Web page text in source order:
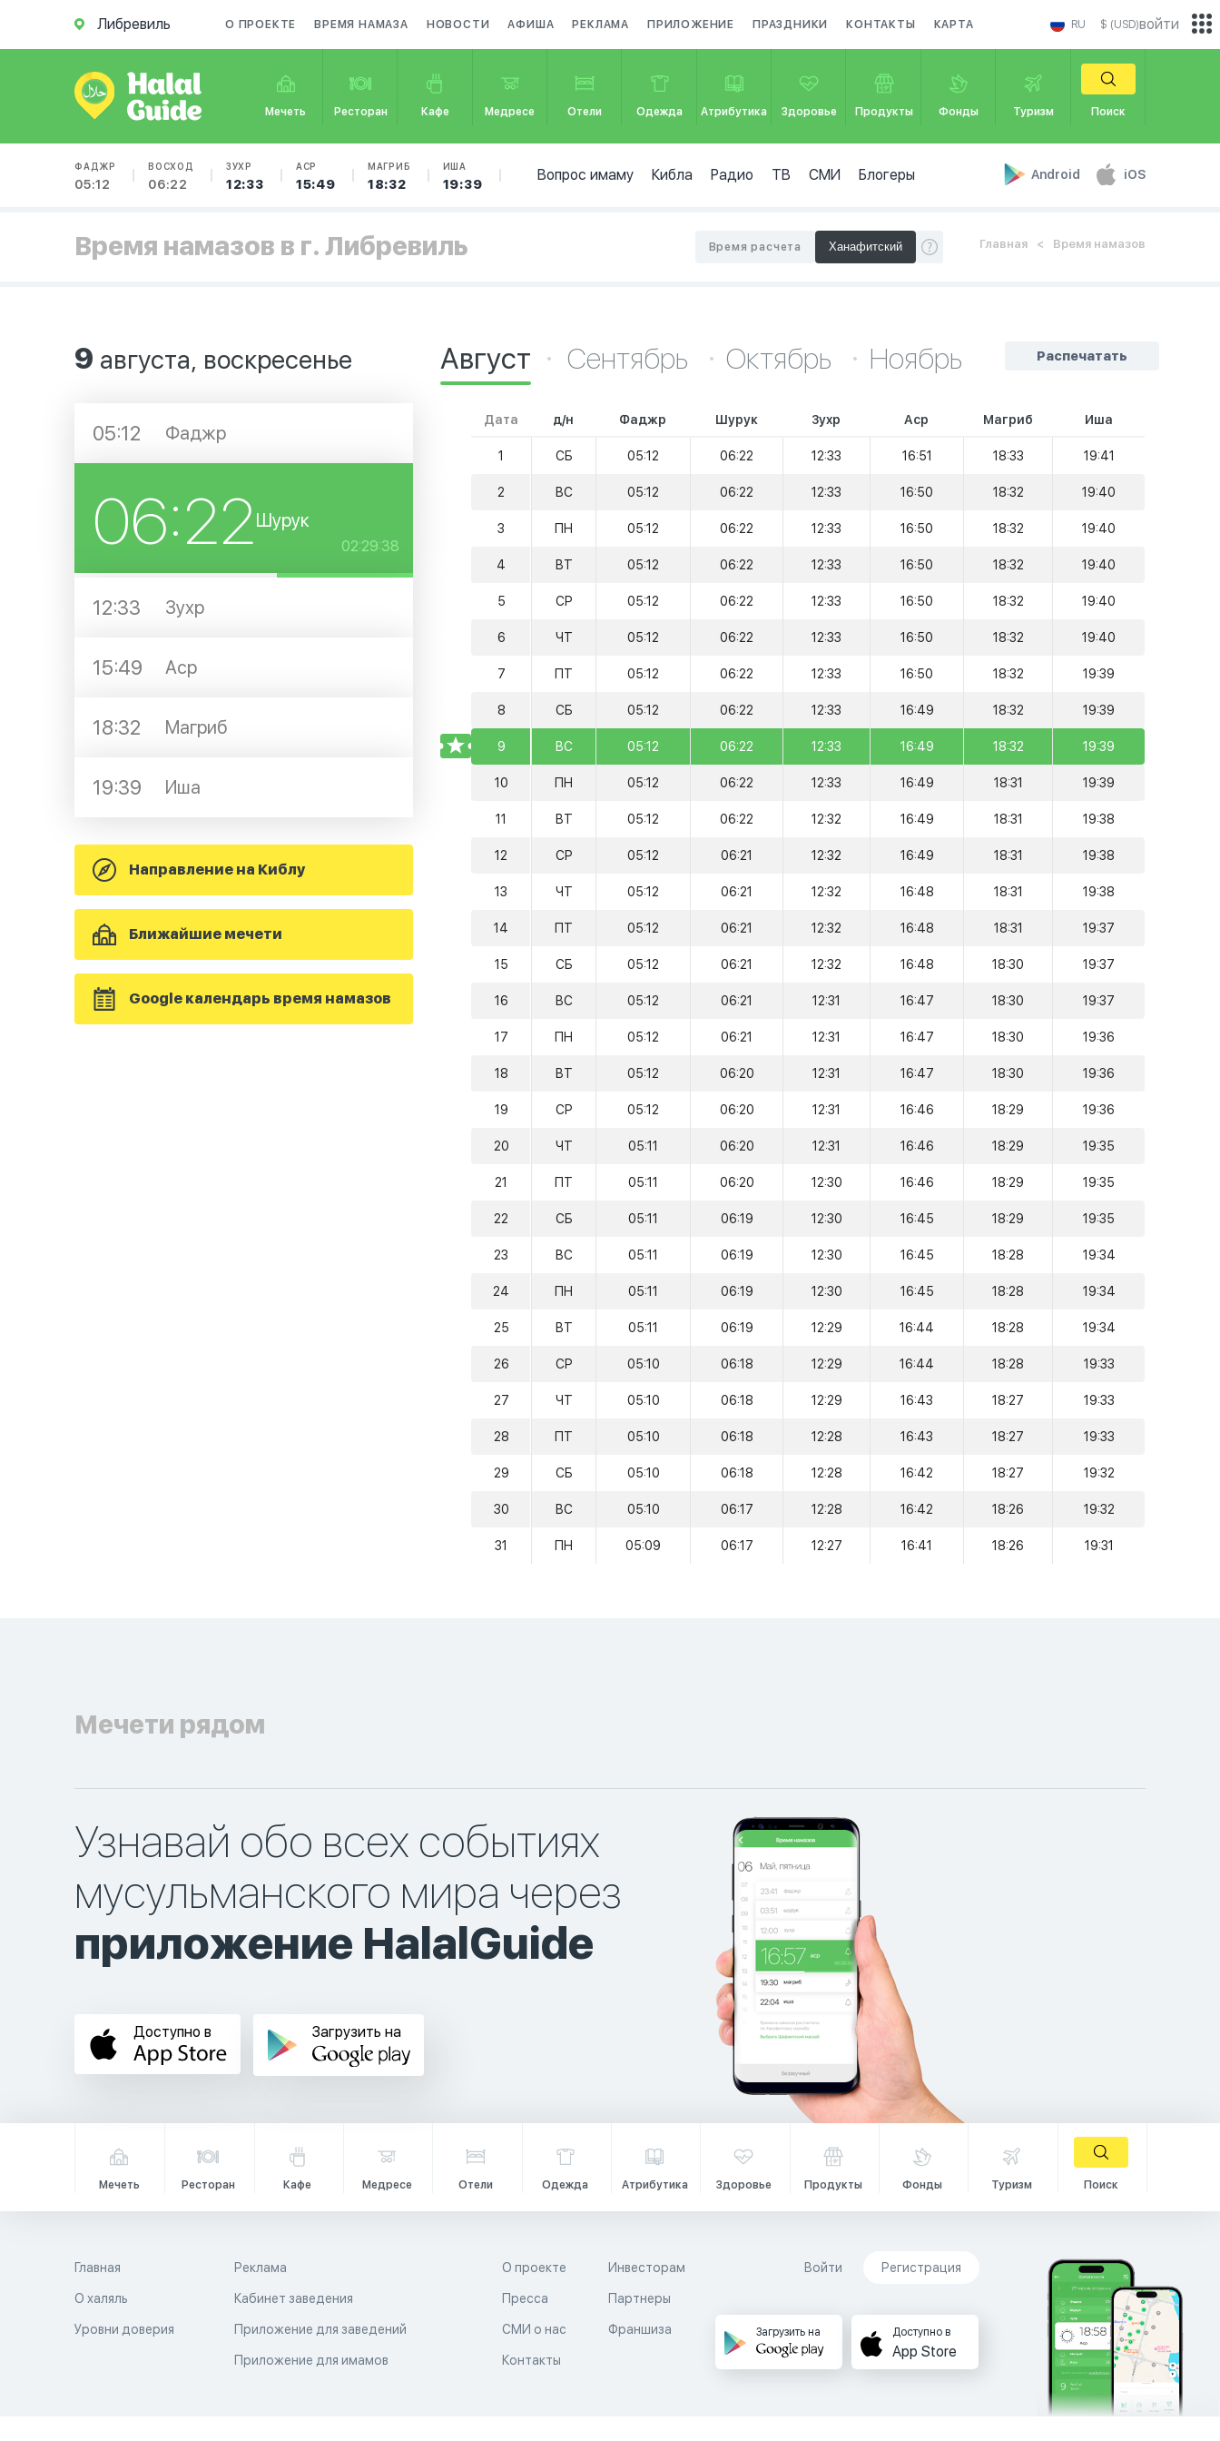
Либревиль О ПРОЕКТЕ ВРЕМЯ НАМАЗА НОВОСТИ АФИША РЕКЛАМА ПРИЛОЖЕНИЕ ПРАЗДНИКИ КОНТАКТЫ КАРТА RU $ (USD)
Мечеть Ресторан Кафе Медресе Отели Одежда Атрибутика Здоровье Продукты Фонды Туризм Поиск
ФАДЖР
05:12
ВОСХОД
06:22
ЗУХР
12:33
АСР
15:49
МАГРИБ
18:32
ИША
19:39
Вопрос имаму Кибла Радио ТВ СМИ Блогеры Android iOS
войти
Время намазов в г. Либревиль Главная Время намазов
Время расчета
9 августа, воскресенье
05:12 Фаджр
06:22Шурук
02:29:38
12:33 Зухр
15:49 Аср
18:32 Магриб
19:39 Иша
Направление на Киблу
Ближайшие мечети
Google календарь время намазов
Распечатать
Август Сентябрь Октябрь Ноябрь
Дата д/н Фаджр Шурук Зухр Аср Магриб Иша
1 СБ 05:12 06:22 12:33 16:51 18:33 19:41
2 ВС 05:12 06:22 12:33 16:50 18:32 19:40
3 ПН 05:12 06:22 12:33 16:50 18:32 19:40
4 ВТ 05:12 06:22 12:33 16:50 18:32 19:40
5 СР 05:12 06:22 12:33 16:50 18:32 19:40
6 ЧТ 05:12 06:22 12:33 16:50 18:32 19:40
7 ПТ 05:12 06:22 12:33 16:50 18:32 19:39
8 СБ 05:12 06:22 12:33 16:49 18:32 19:39
TODAY
9 ВС 05:12 06:22 12:33 16:49 18:32 19:39
10 ПН 05:12 06:22 12:33 16:49 18:31 19:39
11 ВТ 05:12 06:22 12:32 16:49 18:31 19:38
12 СР 05:12 06:21 12:32 16:49 18:31 19:38
13 ЧТ 05:12 06:21 12:32 16:48 18:31 19:38
14 ПТ 05:12 06:21 12:32 16:48 18:31 19:37
15 СБ 05:12 06:21 12:32 16:48 18:30 19:37
16 ВС 05:12 06:21 12:31 16:47 18:30 19:37
17 ПН 05:12 06:21 12:31 16:47 18:30 19:36
18 ВТ 05:12 06:20 12:31 16:47 18:30 19:36
19 СР 05:12 06:20 12:31 16:46 18:29 19:36
20 ЧТ 05:11 06:20 12:31 16:46 18:29 19:35
21 ПТ 05:11 06:20 12:30 16:46 18:29 19:35
22 СБ 05:11 06:19 12:30 16:45 18:29 19:35
23 ВС 05:11 06:19 12:30 16:45 18:28 19:34
24 ПН 05:11 06:19 12:30 16:45 18:28 19:34
25 ВТ 05:11 06:19 12:29 16:44 18:28 19:34
26 СР 05:10 06:18 12:29 16:44 18:28 19:33
27 ЧТ 05:10 06:18 12:29 16:43 18:27 19:33
28 ПТ 05:10 06:18 12:28 16:43 18:27 19:33
29 СБ 05:10 06:18 12:28 16:42 18:27 19:32
30 ВС 05:10 06:17 12:28 16:42 18:26 19:32
31 ПН 05:09 06:17 12:27 16:41 18:26 19:31
Мечети рядом
Узнавай обо всех событиях
мусульманского мира через
приложение HalalGuide
Доступно в Загрузить на
Мечеть Ресторан Кафе Медресе Отели Одежда Атрибутика Здоровье Продукты Фонды Туризм Поиск
Главная
О халяль
Уровни доверия
Реклама
Кабинет заведения
Приложение для заведений
Приложение для имамов
О проекте
Пресса
СМИ о нас
Контакты
Инвесторам
Партнеры
Франшиза
Войти Регистрация
Загрузить на Доступно в
App Store